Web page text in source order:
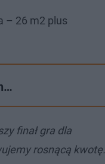
– 26 m2 plus
finał gra dla
rosnącą kwotę.